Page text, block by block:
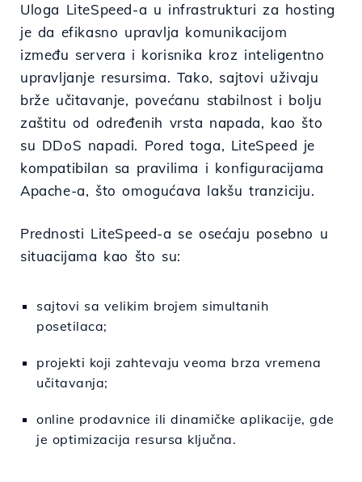
Uloga LiteSpeed-a u infrastrukturi za hosting
je da efikasno upravlja komunikacijom
između servera i korisnika kroz inteligentno
upravljanje resursima. Tako, sajtovi uživaju
brže učitavanje, povećanu stabilnost i bolju
zaštitu od određenih vrsta napada, kao što
su DDoS napadi. Pored toga, LiteSpeed je
kompatibilan sa pravilima i konfiguracijama
Apache-a, što omogućava lakšu tranziciju.
Prednosti LiteSpeed-a se osećaju posebno u
situacijama kao što su:
sajtovi sa velikim brojem simultanih
posetilaca;
projekti koji zahtevaju veoma brza vremena
učitavanja;
online prodavnice ili dinamičke aplikacije, gde
je optimizacija resursa ključna.